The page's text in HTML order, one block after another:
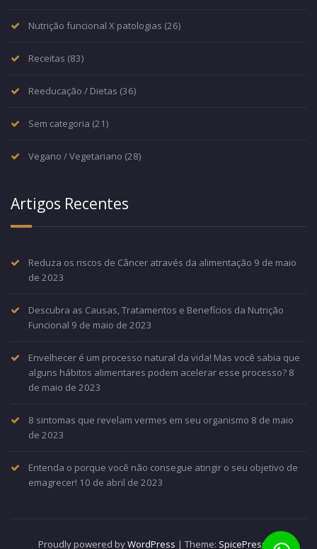
Nutrição funcional X patologias (26)
Receitas (83)
Reeducação / Dietas (36)
Sem categoria (21)
Vegano / Vegetariano (28)
Artigos Recentes
Reduza os riscos de Câncer através da alimentação 9 de maio
de 2023
Descubra as Causas, Tratamentos e Benefícios da Nutrição
Funcional 9 de maio de 2023
Envelhecer é um processo natural da vida! Mas você sabia que
alguns hábitos alimentares podem acelerar esse processo? 8
de maio de 2023
8 sintomas que revelam vermes em seu organismo 8 de maio
de 2023
Entenda o porque você não consegue atingir o seu objetivo de
emagrecer! 10 de abril de 2023
Proudly powered byWordPress | Theme: SpicePress by